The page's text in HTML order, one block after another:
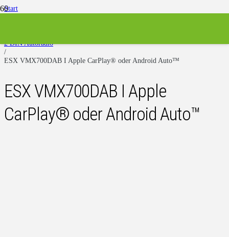
Start
2 DIN Autoradio
/
ESX VMX700DAB I Apple CarPlay® oder Android Auto™
ESX VMX700DAB I Apple
CarPlay® oder Android Auto™